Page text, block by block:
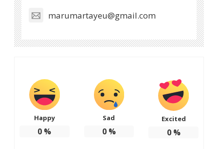
marumartayeu@gmail.com
Happy
0 %
Sad
0%
Excited
0%